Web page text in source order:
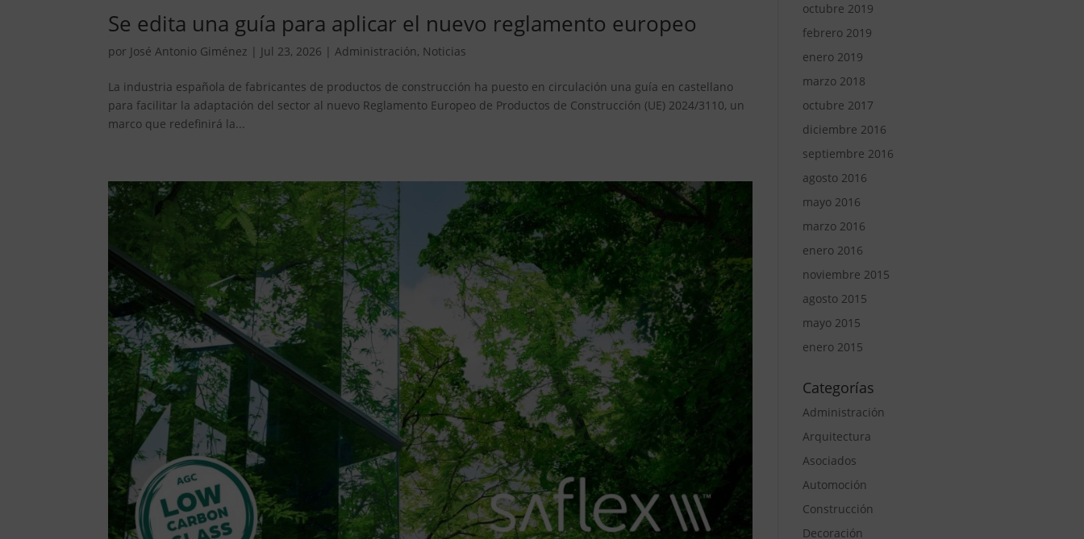
Se edita una guía para aplicar el nuevo reglamento europeo
por José Antonio Giménez | Jul 23, 2026 | Administración, Noticias
La industria española de fabricantes de productos de construcción ha puesto en circulación una guía en castellano
para facilitar la adaptación del sector al nuevo Reglamento Europeo de Productos de Construcción (UE) 2024/3110, un
marco que redefinirá la...
octubre 2019
febrero 2019
enero 2019
marzo 2018
octubre 2017
diciembre 2016
septiembre 2016
agosto 2016
mayo 2016
marzo 2016
enero 2016
noviembre 2015
agosto 2015
mayo 2015
enero 2015
Categorías
Administración
Arquitectura
Asociados
Automoción
Construcción
Decoración